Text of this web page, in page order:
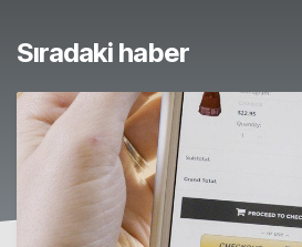
Sıradaki haber